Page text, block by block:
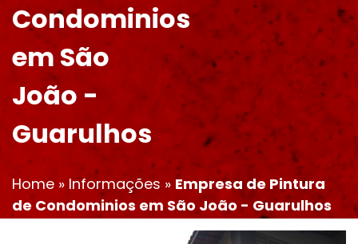
Condominios
em São
João -
Guarulhos
Home » Informações » Empresa de Pintura
de Condominios em São João - Guarulhos